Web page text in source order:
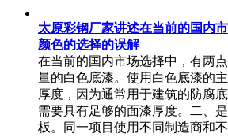
太原彩钢厂家讲述在当前的国内
颜色的选择的误解
在当前的国内市场选择中，有两
量的白色底漆。使用白色底漆的
厚度，因为通常用于建筑的防腐
需要具有足够的面漆厚度。二、
板。同一项目使用不同制造商和